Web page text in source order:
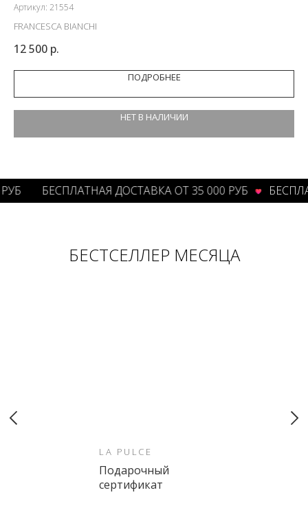
Артикул: 21554
FRANCESCA BIANCHI
12 500 р.
ПОДРОБНЕЕ
НЕТ В НАЛИЧИИ
БЕСПЛАТНАЯ ДОСТАВКА ОТ 35 000 РУБ
БЕСТСЕЛЛЕР МЕСЯЦА
LA PULCE
Подарочный
сертификат